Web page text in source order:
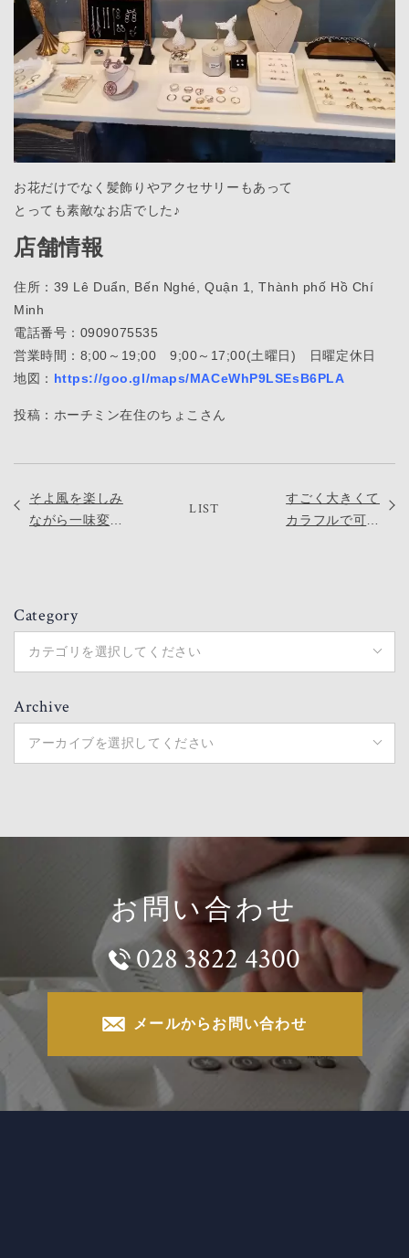
お花だけでなく髪飾りやアクセサリーもあって
とっても素敵なお店でした♪
店舗情報
住所：39 Lê Duẩn, Bến Nghé, Quận 1, Thành phố Hồ Chí
Minh
電話番号：0909075535
営業時間：8;00～19;00 9;00～17;00(土曜日) 日曜定休日
地図： https://goo.gl/maps/MACeWhP9LSEsB6PLA
投稿：ホーチミン在住のちょこさん
そよ風を楽しみ
ながら一味変わ
ER】
LIST
すごく大きくて
カラフルで可愛
Category
カテゴリを選択してください
Archive
アーカイブを選択してください
お問い合わせ
028 3822 4300
メールからお問い合わせ